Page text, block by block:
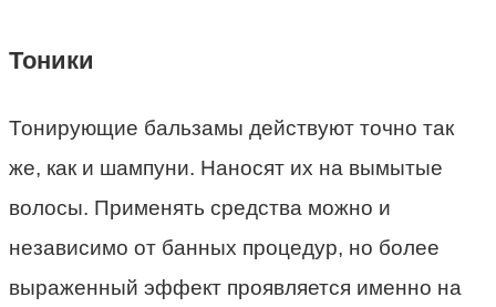
Тоники
Тонирующие бальзамы действуют точно так
же, как и шампуни. Наносят их на вымытые
волосы. Применять средства можно и
независимо от банных процедур, но более
выраженный эффект проявляется именно на